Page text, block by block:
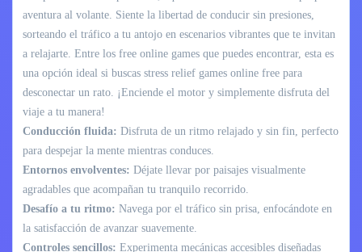
aventura al volante. Siente la libertad de conducir sin presiones,
sorteando el tráfico a tu antojo en escenarios vibrantes que te invitan
a relajarte. Entre los free online games que puedes encontrar, esta es
una opción ideal si buscas stress relief games online free para
desconectar un rato. ¡Enciende el motor y simplemente disfruta del
viaje a tu manera!
Conducción fluida: Disfruta de un ritmo relajado y sin fin, perfecto
para despejar la mente mientras conduces.
Entornos envolventes: Déjate llevar por paisajes visualmente
agradables que acompañan tu tranquilo recorrido.
Desafío a tu ritmo: Navega por el tráfico sin prisa, enfocándote en
la satisfacción de avanzar suavemente.
Controles sencillos: Experimenta mecánicas accesibles diseñadas